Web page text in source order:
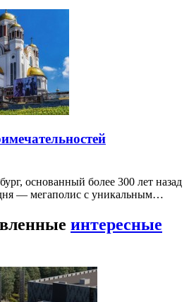
основанный более 300 лет назад
— мегаполис с уникальным…
интересные